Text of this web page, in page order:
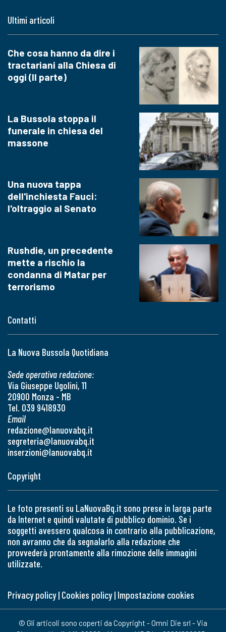
Contatti
La Nuova Bussola Quotidiana
Sede operativa redazione:
Via Giuseppe Ugolini, 11
20900 Monza - MB
Tel. 039 9418930
Email
redazione@lanuovabq.it
segreteria@lanuovabq.it
inserzioni@lanuovabq.it
Ultimi articoli
Che cosa hanno da dire i
tractariani alla Chiesa di
oggi (II parte)
La Bussola stoppa il
funerale in chiesa del
massone
Una nuova tappa
dell'inchiesta Fauci:
l'oltraggio al Senato
Rushdie, un precedente
mette a rischio la
condanna di Matar per
terrorismo
Copyright
Le foto presenti su LaNuovaBq.it sono prese in larga parte
da Internet e quindi valutate di pubblico dominio. Se i
soggetti avessero qualcosa in contrario alla pubblicazione,
non avranno che da segnalarlo alla redazione che
provvederà prontamente alla rimozione delle immagini
utilizzate.
Privacy policy| Cookies policy| Impostazione cookies
© Gli articoli sono coperti da Copyright - Omni Die srl - Via